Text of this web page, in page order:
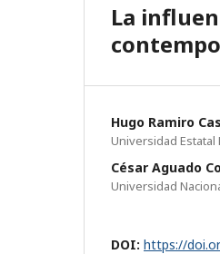
La
Hugo Ramiro
Universidad Estatal
César Aguado
Universidad
DOI: https://